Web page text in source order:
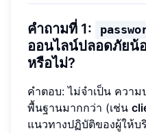
คำถามที่ 1:
ออนไลน์ปลอดภัยน้
หรือไม่?
คำตอบ: ไม่จำเป็น ควา
พื้นฐานมากกว่า (เช่น
แนวทางปฏิบัติของผู้ให้บ